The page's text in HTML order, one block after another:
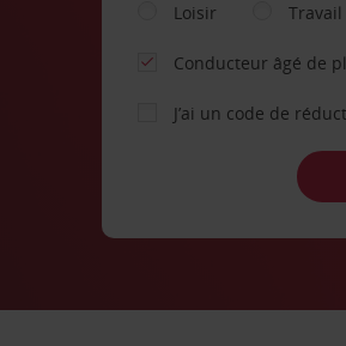
Loisir
Travail
Conducteur âgé de
J’ai un code de